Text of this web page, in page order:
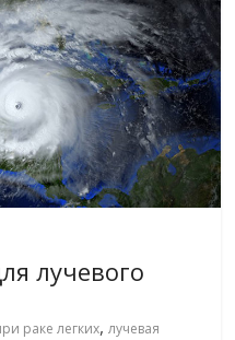
лучевого
раке легких,лучевая